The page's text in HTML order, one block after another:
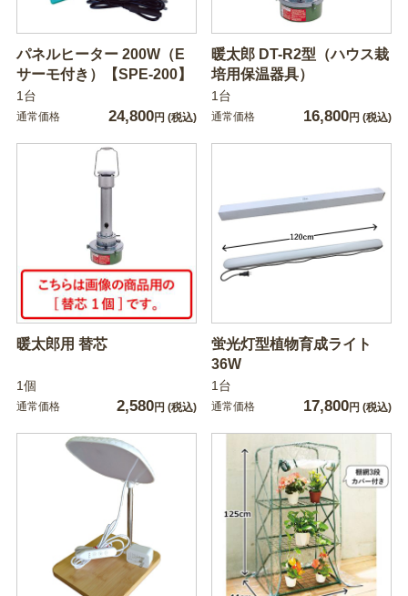
パネルヒーター 200W（E
サーモ付き）【SPE-200】
1台
通常価格 24,800円 (税込)
暖太郎 DT-R2型（ハウス栽
培用保温器具）
1台
通常価格 16,800円 (税込)
暖太郎用 替芯
1個
通常価格 2,580円 (税込)
蛍光灯型植物育成ライト
36W
1台
通常価格 17,800円 (税込)